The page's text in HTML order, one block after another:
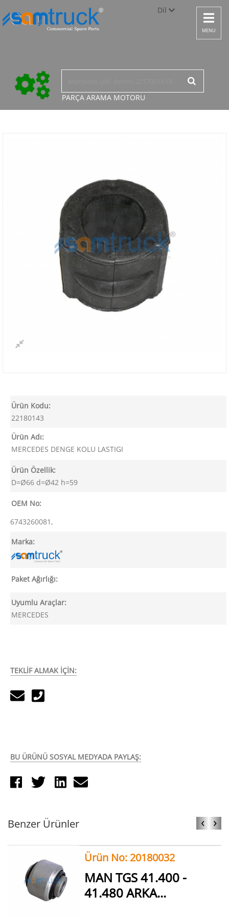
Dil
Türkçe
English
Toggle
MENU
PARÇA ARAMA MOTORU
Ürün Kodu:
22180143
Ürün Adı:
MERCEDES DENGE KOLU LASTIGI
Ürün Özellik:
D=Ø66 d=Ø42 h=59
OEM No:
6743260081,
Marka:
Paket Ağırlığı:
Uyumlu Araçlar:
MERCEDES
TEKLİF ALMAK İÇİN:
BU ÜRÜNÜ SOSYAL MEDYADA PAYLAŞ:
Benzer Ürünler ‹ ›
Ürün No: 20180032
MAN TGS 41.400 -
41.480 ARKA...